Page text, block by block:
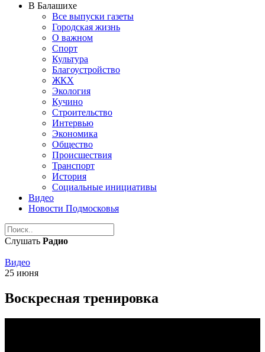
В Балашихе
Все выпуски газеты
Городская жизнь
О важном
Спорт
Культура
Благоустройство
ЖКХ
Экология
Кучино
Строительство
Интервью
Экономика
Общество
Происшествия
Транспорт
История
Социальные инициативы
Видео
Новости Подмосковья
Слушать Радио
Видео
25 июня
Воскресная тренировка